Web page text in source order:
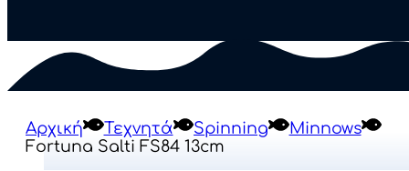
Αρχική Τεχνητά Spinning
Minnows
Fortuna Salti FS84 13cm